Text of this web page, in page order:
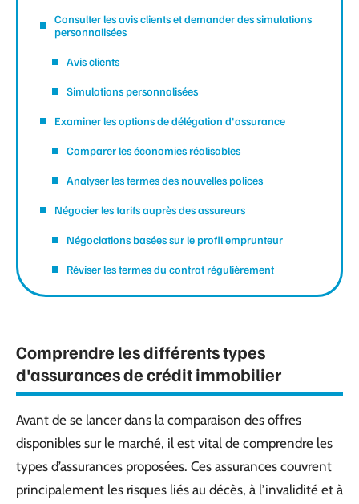
Consulter les avis clients et demander des simulations
personnalisées
Avis clients
Simulations personnalisées
Examiner les options de délégation d'assurance
Comparer les économies réalisables
Analyser les termes des nouvelles polices
Négocier les tarifs auprès des assureurs
Négociations basées sur le profil emprunteur
Réviser les termes du contrat régulièrement
Comprendre les différents types
d'assurances de crédit immobilier
Avant de se lancer dans la comparaison des offres
disponibles sur le marché, il est vital de comprendre les
types d’assurances proposées. Ces assurances couvrent
principalement les risques liés au décès, à l’invalidité et à